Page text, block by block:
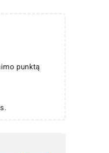
punktą